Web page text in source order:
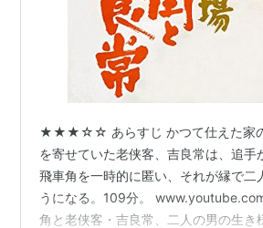
★★★☆☆ あらすじ かつて仕えた家
を寄せていた老侠客、吉良常は、追手
飛車角を一時的に匿い、それが縁で二
うになる。109分。
角と老侠客・吉良常、二人の男の生き